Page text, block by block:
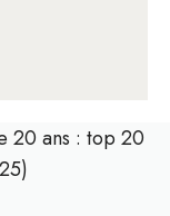
20 ans : top 20